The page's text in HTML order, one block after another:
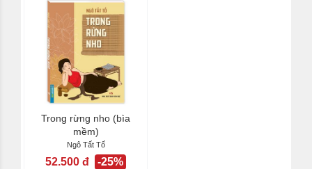
Trong rừng nho (bìa
mềm)
Ngô Tất Tố
52.500 đ -25%